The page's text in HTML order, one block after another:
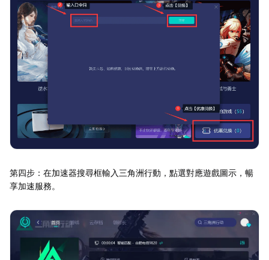
第四步：在加速器搜尋框輸入三角洲行動，點選對應遊戲圖示，暢
享加速服務。